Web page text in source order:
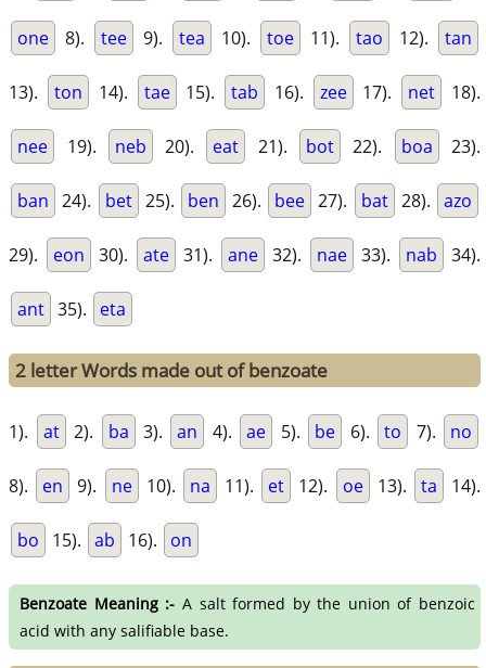
one 8). tee 9). tea 10). toe 11). tao 12). tan
13). ton 14). tae 15). tab 16). zee 17). net 18).
nee 19). neb 20). eat 21). bot 22). boa 23).
ban 24). bet 25). ben 26). bee 27). bat 28). azo
29). eon 30). ate 31). ane 32). nae 33). nab 34).
ant 35). eta
2 letter Words made out of benzoate
1). at 2). ba 3). an 4). ae 5). be 6). to 7). no
8). en 9). ne 10). na 11). et 12). oe 13). ta 14).
bo 15). ab 16). on
Benzoate Meaning :- A salt formed by the union of benzoic
acid with any salifiable base.